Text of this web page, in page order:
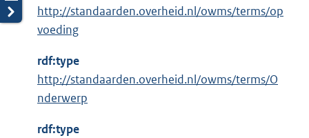
http://standaarden.overheid.nl/owms/terms/op
voeding
rdf:type
http://standaarden.overheid.nl/owms/terms/O
nderwerp
rdf:type